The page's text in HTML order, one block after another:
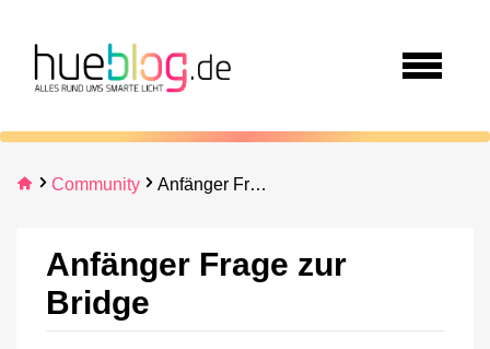
Community Anfänger Frage zur Bridge
Anfänger Frage zur
Bridge